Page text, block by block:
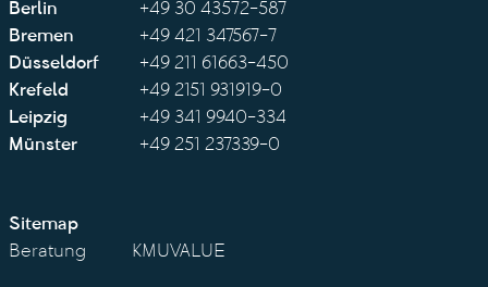
Berlin
+49 30 43572-587
Bremen
+49 421 347567-7
Düsseldorf
+49 211 61663-450
Krefeld
+49 2151 931919-0
Leipzig
+49 341 9940-334
Münster
+49 251 237339-0
Sitemap
Beratung
KMUVALUE